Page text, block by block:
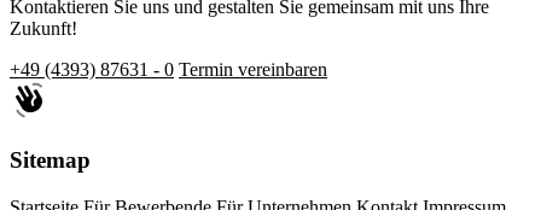
Kontaktieren Sie uns und gestalten Sie gemeinsam mit uns Ihre
Zukunft!
+49 (4393) 87631 - 0 Termin vereinbaren
Sitemap